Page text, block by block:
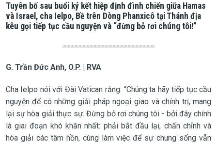
Tuyên bố sau buổi ký kết hiệp định đình chiến giữa Hamas
và Israel, cha Ielpo, Bề trên Dòng Phanxicô tại Thánh địa
kêu gọi tiếp tục cầu nguyện và “đừng bỏ rơi chúng tôi!”
G. Trần Đức Anh, O.P. | RVA
Cha Ielpo nói với Đài Vatican rằng: “Chúng ta hãy tiếp tục cầu
nguyện để có những giải pháp ngoại giao và chính trị, mang
lại sự hòa giải thực sự. Đừng bỏ rơi chúng tôi - bởi đây chính
là giai đoạn khó khăn nhất: phải bắt đầu lại, chấn chỉnh và
hòa giải các tâm hồn, cùng làm việc để sự chung sống vẫn